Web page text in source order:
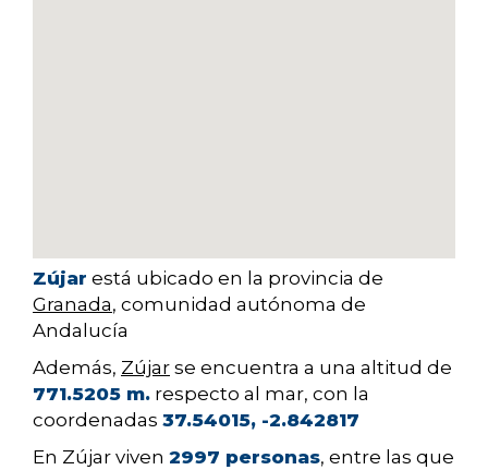
Zújar está ubicado en la provincia de
Granada, comunidad autónoma de
Andalucía
Además, Zújar se encuentra a una altitud de
771.5205 m. respecto al mar, con la
coordenadas 37.54015, -2.842817
En Zújar viven 2997 personas, entre las que